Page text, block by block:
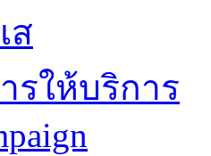
ส
รให้บริการ